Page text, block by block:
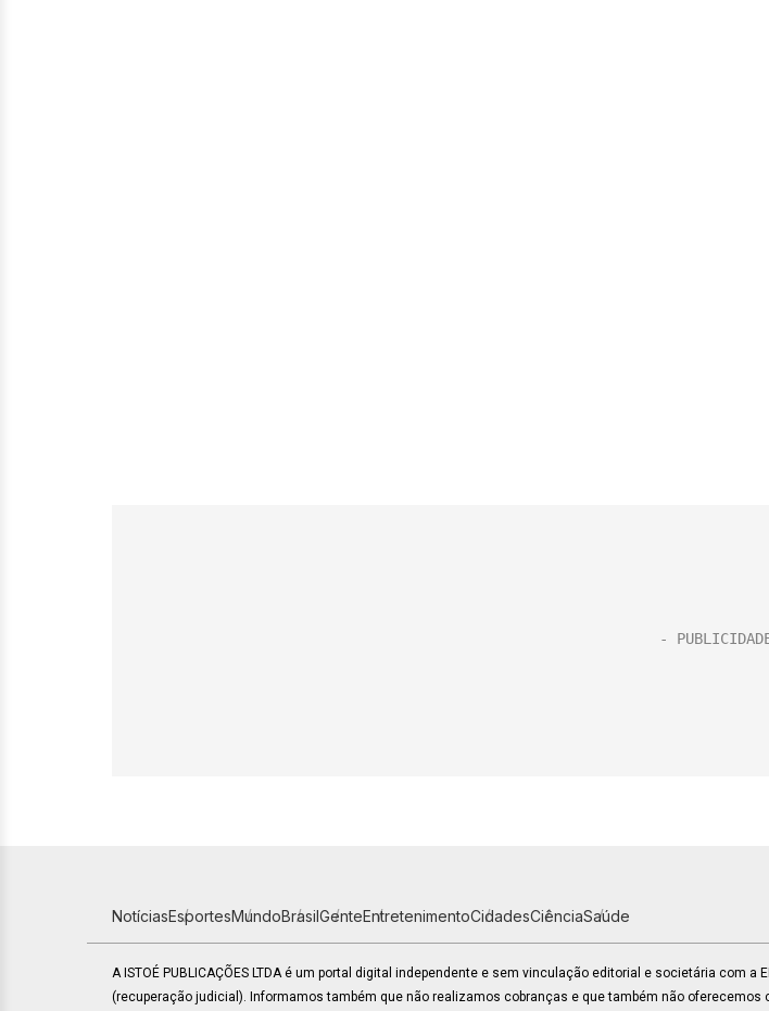
NotíciasEsportesMundoBrasilGenteEntretenimentoCidadesCiênciaSaúde
A ISTOÉ PUBLICAÇÕES LTDA é um portal digital independente e sem vinculação editorial e societária com a
(recuperação judicial). Informamos também que não realizamos cobranças e que também não